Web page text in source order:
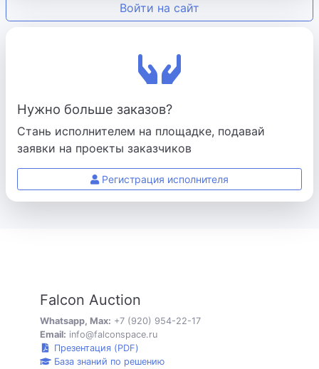
Войти на сайт
Нужно больше заказов?
Стань исполнителем на площадке, подавай
заявки на проекты заказчиков
Регистрация исполнителя
Falcon Auction
Whatsapp, Max: +7 (920) 954-22-17
Email: info@falconspace.ru
Презентация (PDF)
База знаний по решению